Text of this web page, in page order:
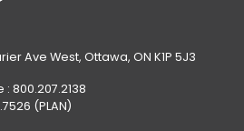
Ave West, Ottawa, ON K1P 5J3
800.207.2138
(PLAN)